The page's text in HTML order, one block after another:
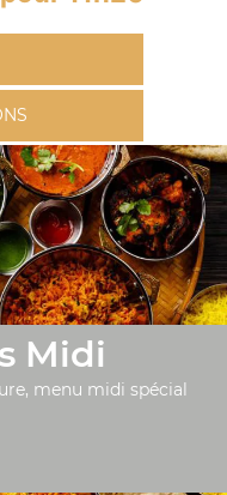
Midi
menu midi spécial